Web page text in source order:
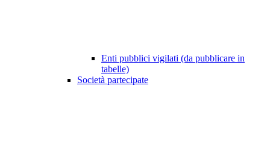
Enti pubblici vigilati (da pubblicare in
tabelle)
Società partecipate